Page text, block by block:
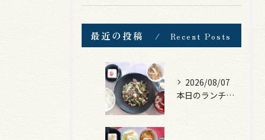
最近の投稿 Recent Posts
2026/08/07
本日のランチは、黒毛和牛のチャプチェ！